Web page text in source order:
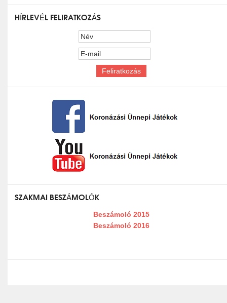
HÍRLEVÉL FELIRATKOZÁS
SZAKMAI BESZÁMOLÓK
Beszámoló 2015
Beszámoló 2016